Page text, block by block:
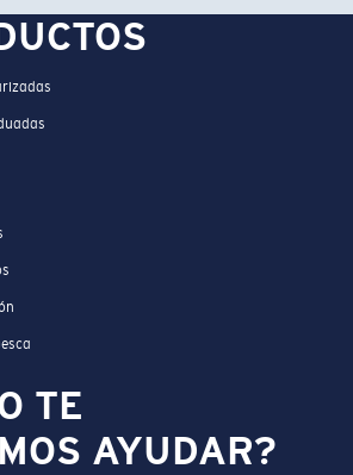
TE
AYUDAR?